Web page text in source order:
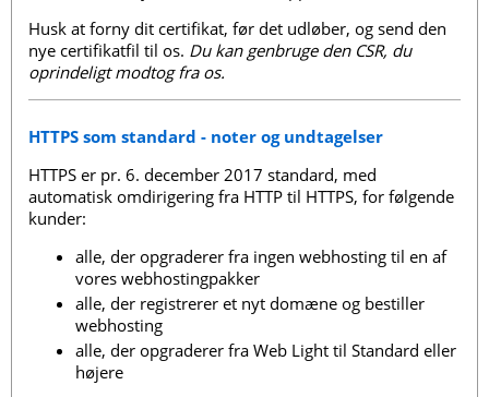
Husk at forny dit certifikat, før det udløber, og send den
nye certifikatfil til os. Du kan genbruge den CSR, du
oprindeligt modtog fra os.
HTTPS som standard - noter og undtagelser
HTTPS er pr. 6. december 2017 standard, med
automatisk omdirigering fra HTTP til HTTPS, for følgende
kunder:
alle, der opgraderer fra ingen webhosting til en af ​​
vores webhostingpakker
alle, der registrerer et nyt domæne og bestiller
webhosting
alle, der opgraderer fra Web Light til Standard eller
højere